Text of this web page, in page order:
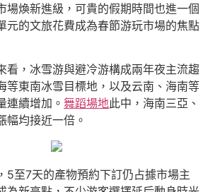
場煥新進級，可貴的假期時間也進一個
元的文旅花費成為春節游玩市場的焦點
看，冰雪游與避冷游構成兩年夜主流趨
等東南冰雪目標地，以及云南、海南等
連續增加。 舞蹈場地此中，海南三亞、
幅均接近一倍。
5至7天的產物預約下訂仍占據市場主